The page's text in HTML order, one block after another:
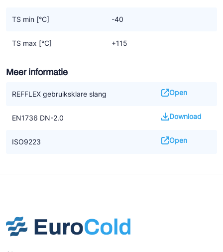
TS min [°C] -40
TS max [°C] +115
Meer informatie
REFFLEX gebruiksklare slang Open
EN1736 DN-2.0 Download
ISO9223 Open